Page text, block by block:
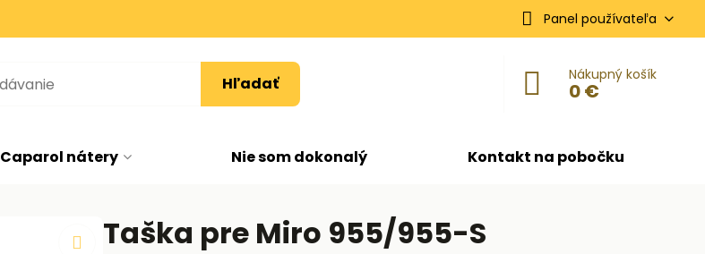
Panel používateľa
Hľadať Nákupný košík
0 €
Caparol nátery Nie som dokonalý Kontakt na pobočku
Taška pre Miro 955/955-S